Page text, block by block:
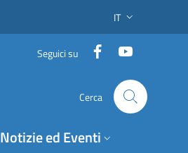
SELETTORE
IT
Seguici su Facebook
Cerca
Notizie ed Eventi